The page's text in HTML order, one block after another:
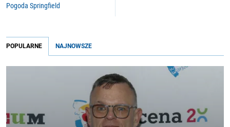
Pogoda Springfield
POPULARNE NAJNOWSZE